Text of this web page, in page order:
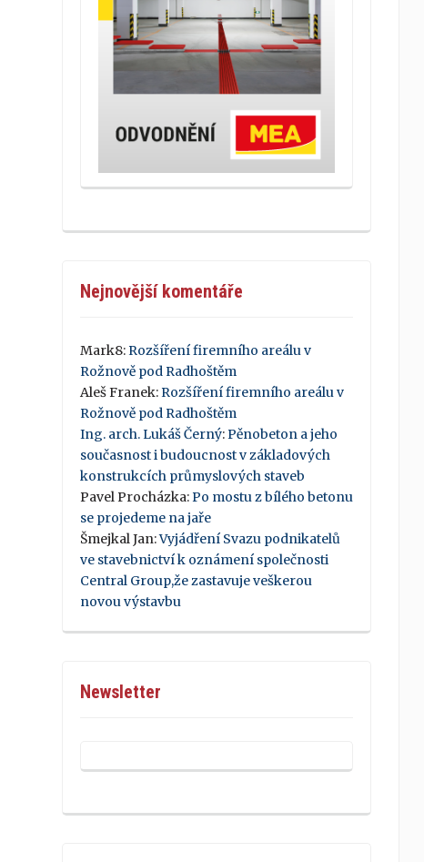
Nejnovější komentáře
Mark8:Rozšíření firemního areálu v
Rožnově pod Radhoštěm
Aleš Franek:Rozšíření firemního areálu v
Rožnově pod Radhoštěm
Ing. arch. Lukáš Černý:Pěnobeton a jeho
současnost i budoucnost v základových
konstrukcích průmyslových staveb
Pavel Procházka:Po mostu z bílého betonu
se projedeme na jaře
Šmejkal Jan:Vyjádření Svazu podnikatelů
ve stavebnictví k oznámení společnosti
Central Group,že zastavuje veškerou
novou výstavbu
Newsletter